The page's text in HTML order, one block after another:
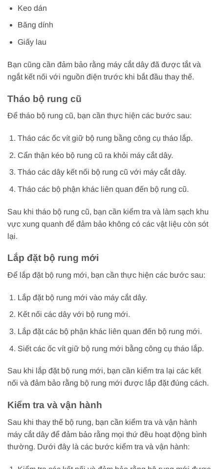
Keo dán
Băng dính
Giấy lau
Bạn cũng cần đảm bảo rằng máy cắt dây đã được tắt và
ngắt kết nối với nguồn điện trước khi bắt đầu thay thế.
Tháo bộ rung cũ
Để tháo bộ rung cũ, bạn cần thực hiện các bước sau:
Tháo các ốc vít giữ bộ rung bằng công cụ tháo lắp.
Cẩn thận kéo bộ rung cũ ra khỏi máy cắt dây.
Tháo các dây kết nối bộ rung cũ với máy cắt dây.
Tháo các bộ phận khác liên quan đến bộ rung cũ.
Sau khi tháo bộ rung cũ, bạn cần kiểm tra và làm sạch khu
vực xung quanh để đảm bảo không có các vật liệu còn sót
lại.
Lắp đặt bộ rung mới
Để lắp đặt bộ rung mới, bạn cần thực hiện các bước sau:
Lắp đặt bộ rung mới vào máy cắt dây.
Kết nối các dây với bộ rung mới.
Lắp đặt các bộ phận khác liên quan đến bộ rung mới.
Siết các ốc vít giữ bộ rung mới bằng công cụ tháo lắp.
Sau khi lắp đặt bộ rung mới, bạn cần kiểm tra lại các kết
nối và đảm bảo rằng bộ rung mới được lắp đặt đúng cách.
Kiểm tra và vận hành
Sau khi thay thế bộ rung, bạn cần kiểm tra và vận hành
máy cắt dây để đảm bảo rằng mọi thứ đều hoạt động bình
thường. Dưới đây là các bước kiểm tra và vận hành: